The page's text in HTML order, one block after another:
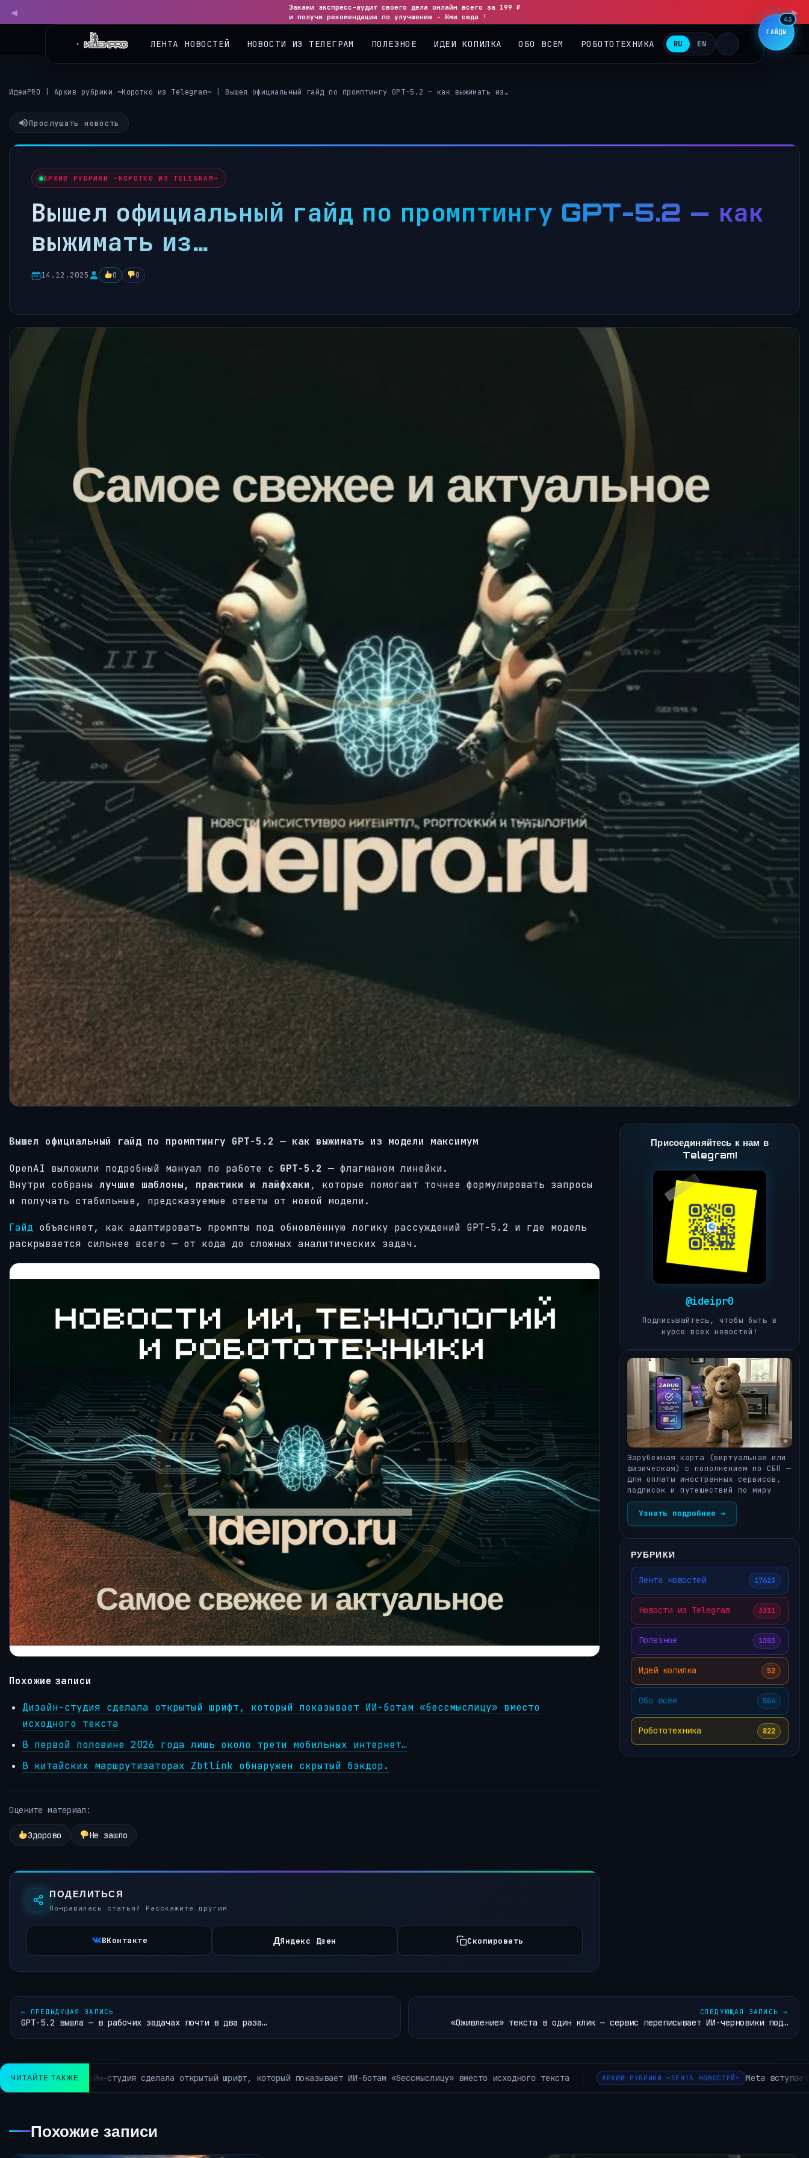
Закажи экспресс-аудит своего дела онлайн всего за 199 ₽
и получи рекомендации по улучшению - Жми сюда !
RU EN
ИдеиPRO Архив рубрики ~Коротко из Telegram~ Вышел официальный гайд по промптингу GPT-5.2 — как выжимать из…
Прослушать новость
АРХИВ РУБРИКИ ~КОРОТКО ИЗ TELEGRAM~
Вышел официальный гайд по промптингу GPT-5.2 — как
выжимать из…
14.12.2025 0 0
Вышел официальный гайд по промптингу GPT-5.2 — как выжимать из модели максимум
OpenAI выложили подробный мануал по работе с GPT-5.2 — флагманом линейки.
Внутри собраны лучшие шаблоны, практики и лайфхаки , которые помогают точнее формулировать запросы
и получать стабильные, предсказуемые ответы от новой модели.
Гайд объясняет, как адаптировать промпты под обновлённую логику рассуждений GPT-5.2 и где модель
раскрывается сильнее всего — от кода до сложных аналитических задач.
Похожие записи
Дизайн-студия сделала открытый шрифт, который показывает ИИ-ботам «бессмыслицу» вместо
исходного текста
В первой половине 2026 года лишь около трети мобильных интернет…
В китайских маршрутизаторах Zbtlink обнаружен скрытый бэкдор.
Оцените материал:
Здорово Не зашло
ПОДЕЛИТЬСЯ
Понравилась статья? Расскажите другим
ВКонтакте ДЯндекс Дзен Скопировать
Присоединяйтесь к нам в
Telegram!
@ideipr0
Подписывайтесь, чтобы быть в
курсе всех новостей!
Зарубежная карта (виртуальная или
физическая) с пополнением по СБП —
для оплаты иностранных сервисов,
подписок и путешествий по миру
Узнать подробнее →
РУБРИКИ
Лента новостей 17623
Новости из Telegram 3311
Полезное 1303
Идей копилка 52
Обо всём 504
Робототехника 822
← ПРЕДЫДУЩАЯ ЗАПИСЬ
GPT-5.2 вышла — в рабочих задачах почти в два раза…
СЛЕДУЮЩАЯ ЗАПИСЬ →
«Оживление» текста в один клик — сервис переписывает ИИ-черновики под…
ЧИТАЙТЕ ТАКЖЕвместо исходного текста АРХИВ РУБРИКИ ~ЛЕНТА НОВОСТЕЙ~ Meta вступает в войну ИИ-программистов с Muse Spark 1.2 и Muse Code, использующими постоянные
Похожие записи
ГАЙДЫ
43